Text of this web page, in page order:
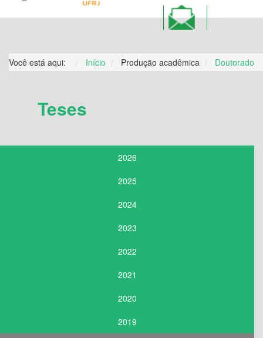
Você está aqui: Início Produção acadêmica Doutorado
Teses
2026
2025
2024
2023
2022
2021
2020
2019